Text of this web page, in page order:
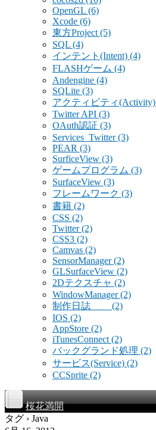
OpenGL (6)
Xcode (6)
東方Project (5)
SQL (4)
インテント(Intent) (4)
FLASHゲーム (4)
Andengine (4)
SQLite (3)
アクティビティ(Activity)
Twitter API (3)
OAuth認証 (3)
Services_Twitter(3)
PEAR (3)
SurficeView (3)
ゲームプログラム (3)
SurfaceView (3)
フレームワーク (3)
書籍 (2)
CSS (2)
Twitter(2)
CSS3 (2)
Camvas (2)
SensorManager(2)
GLSurfaceView (2)
2Dテクスチャ (2)
WindowManager(2)
制作日誌 (2)
IOS (2)
AppStore (2)
iTunesConnect (2)
バックグランド処理 (2)
サービス(Service) (2)
CCSprite (2)
桜花満開
タグ › Java